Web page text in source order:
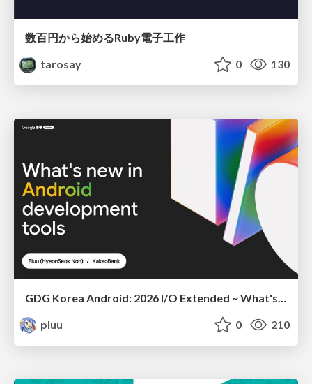
数百円から始めるRuby電子工作
tarosay
0 130
pluu
0 210